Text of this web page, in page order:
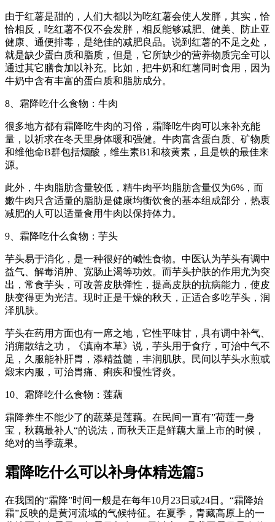
由于红薯是甜的，人们大都以为吃红薯会使人发胖，其实，恰
恰相反，吃红薯不仅不会发胖，相反能够减肥、健美、防止亚
健康、通便排毒，是绝佳的减肥良品。说到红薯的不足之处，
就是缺少蛋白质和脂质，但是，它所缺少的营养物质完全可以
通过其它膳食加以补充。比如，把牛奶和红薯同时食用，因为
牛奶中含有丰富的蛋白质和脂肪成分。
8、霜降吃什么食物：牛肉
很多地方都有霜降吃牛肉的习俗，霜降吃牛肉可以来补充能
量，以祈求在冬天里身体暖和强健。牛肉富含蛋白质、矿物质
和维他命B群包括烟酸，维生素B1和核黄素，且是铁的最佳来
源。
此外，牛肉脂肪含量较低，精牛肉平均脂肪含量仅为6%，而
嫩牛肉只含适量的脂肪是健康均衡饮食的基本组成部分，热衷
减肥的人可以适量食用牛肉以保持体力。
9、霜降吃什么食物：芋头
芋头易于消化，是一种很好的碱性食物。中医认为芋头有调中
益气、解毒消肿、宽肠止渴等功效。而芋头护肤的作用尤为突
出，常食芋头，可改善皮肤弹性，提高皮肤的抗病能力，使皮
肤变得更为光洁。现时正是干燥的秋天，正适合多吃芋头，润
泽肌肤。
芋头在药用方面也有一席之地，它性平味甘，具有调中补气、
消痈散结之功，《滇南本草》说，芋头用于食疗，可治中气不
足，久服能补肝胃，添精益髓，丰润肌肤。民间以芋头水煎或
煅末内服，可治胃痛、痢疾和慢性肾炎。
10、霜降吃什么食物：莲藕
霜降养生不能少了的蔬菜是莲藕。在民间一直有”荷莲一身
宝，秋藕最补人“的说法，而秋天正是鲜藕大量上市的时候，
绝对的当季蔬果。
霜降吃什么可以补身体精选篇5
在我国的“霜降”时间一般是在每年10月23日或24日。“霜降始
霜”反映的是黄河流域的气候特征。在夏季，青藏高原上的一